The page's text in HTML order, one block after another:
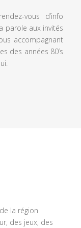
vous d’info
parole aux invités
accompagnant
des années 80’s
la région
des jeux, des